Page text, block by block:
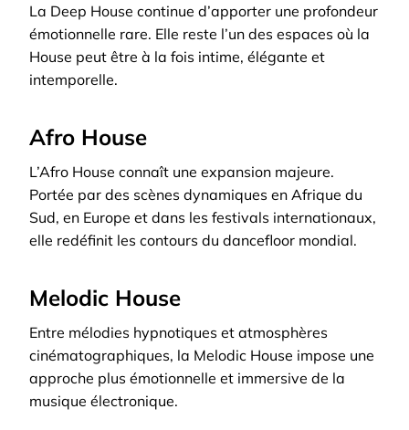
La Deep House continue d’apporter une profondeur
émotionnelle rare. Elle reste l’un des espaces où la
House peut être à la fois intime, élégante et
intemporelle.
Afro House
L’Afro House connaît une expansion majeure.
Portée par des scènes dynamiques en Afrique du
Sud, en Europe et dans les festivals internationaux,
elle redéfinit les contours du dancefloor mondial.
Melodic House
Entre mélodies hypnotiques et atmosphères
cinématographiques, la Melodic House impose une
approche plus émotionnelle et immersive de la
musique électronique.